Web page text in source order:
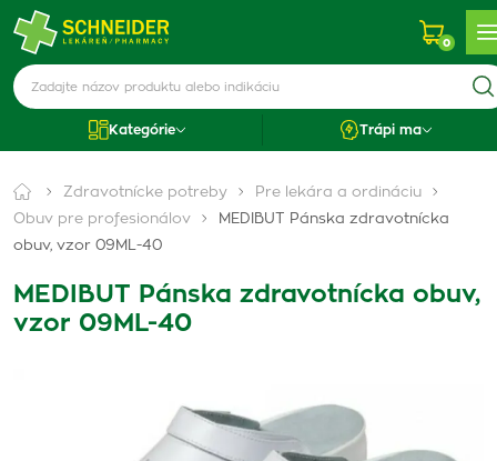
0
Kategórie Trápi ma
Zdravotnícke potreby
Pre lekára a ordináciu
Obuv pre profesionálov
MEDIBUT Pánska zdravotnícka
obuv, vzor 09ML-40
MEDIBUT Pánska zdravotnícka obuv,
vzor 09ML-40